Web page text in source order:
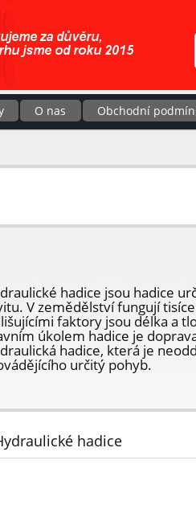
O nas Obchodní
hadice jsou hadice
V zemědělství fungují
faktory jsou délka a
úkolem hadice je
hadice, která je
určitý pohyb.
hadice